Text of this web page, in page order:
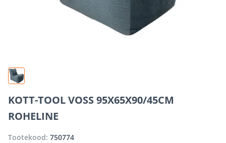
KOTT-TOOL VOSS 95X65X90/45CM
ROHELINE
Tootekood: 750774